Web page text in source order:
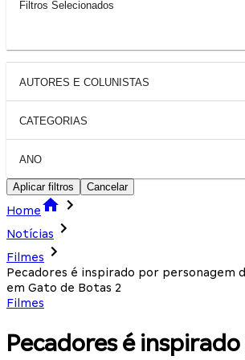
Filtros Selecionados
AUTORES E COLUNISTAS
CATEGORIAS
ANO
Aplicar filtros Cancelar
Home
Notícias
Filmes
Pecadores é inspirado por personagem
em Gato de Botas 2
Filmes
Pecadores é